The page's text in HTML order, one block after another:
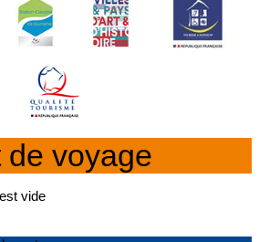
de voyage
vide